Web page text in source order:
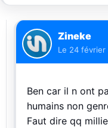
Zineke
Le 24 février
Ben car il n ont
humains non
Faut dire qq